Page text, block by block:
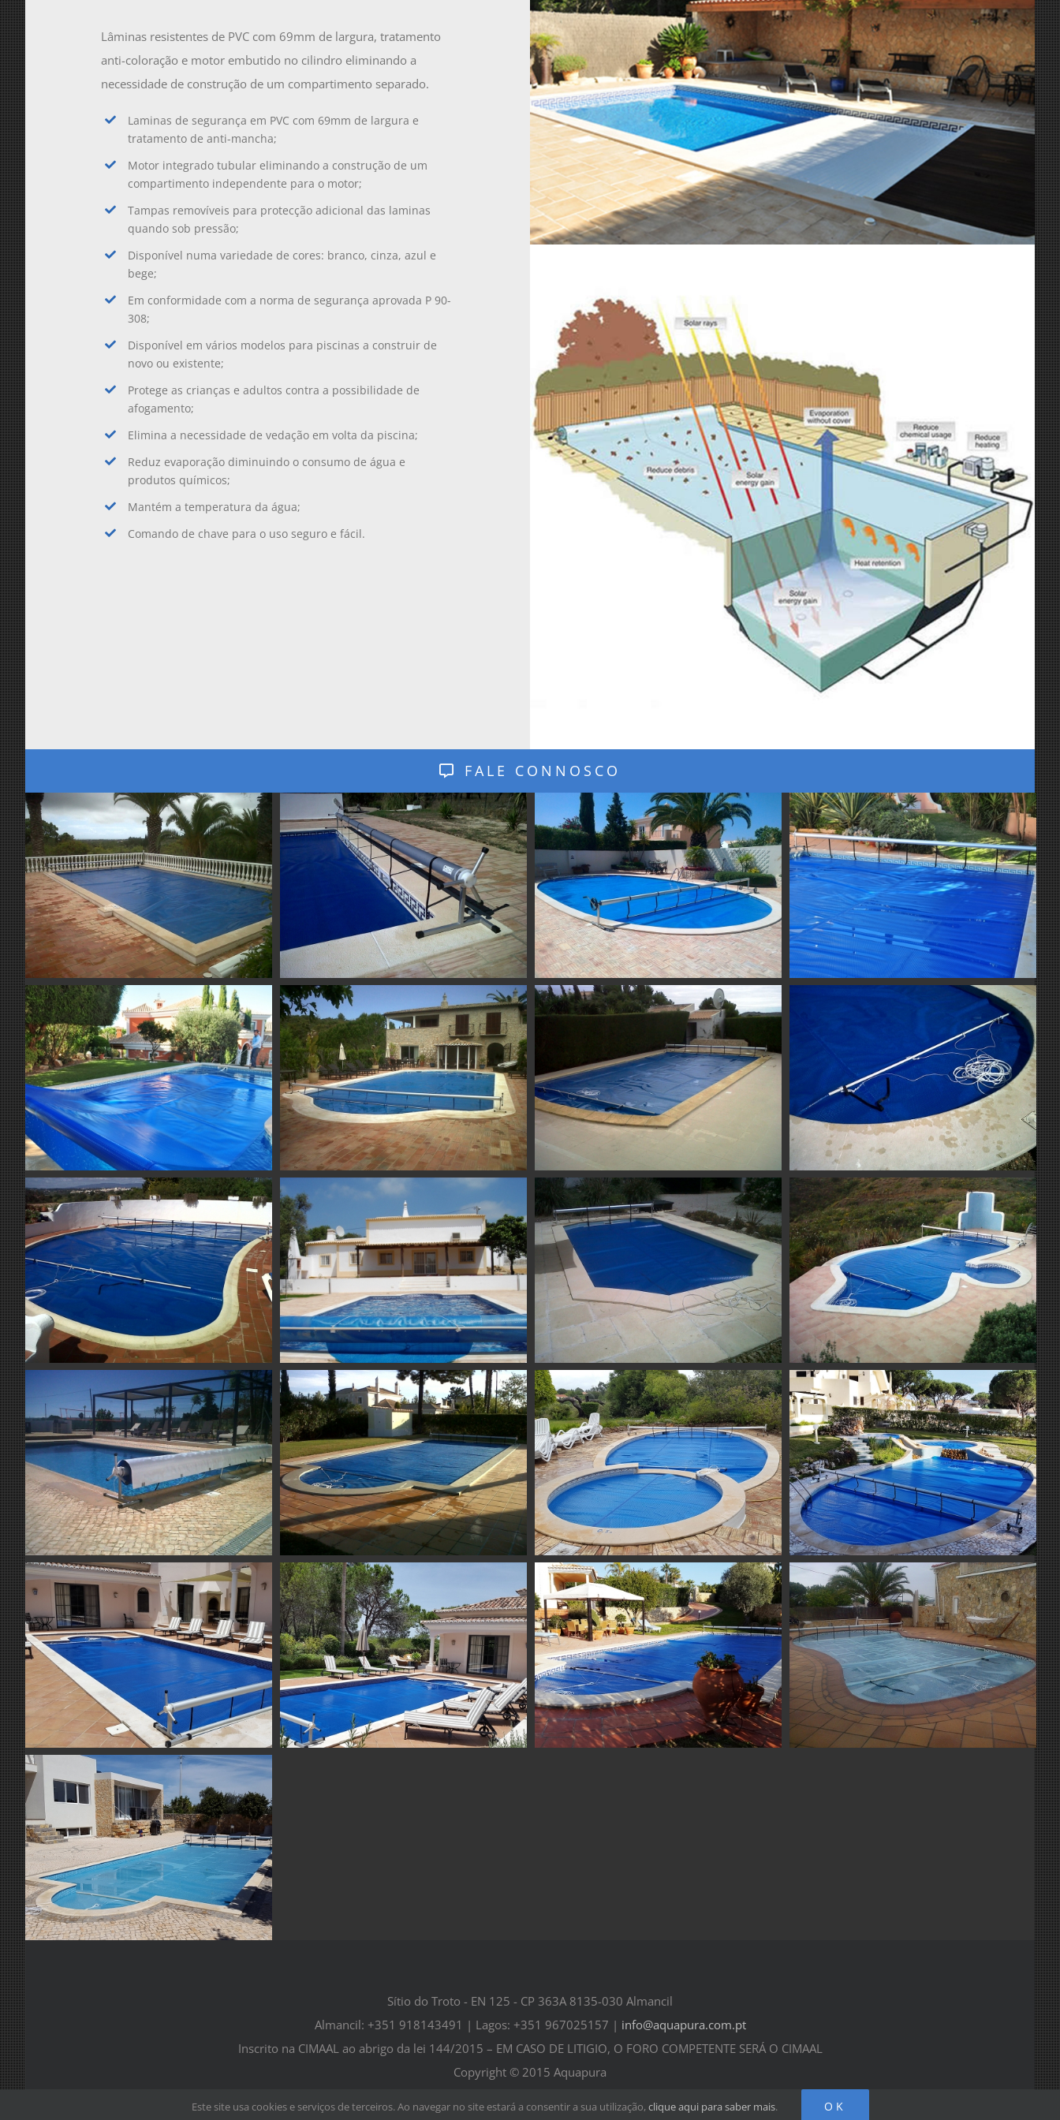
Lâminas resistentes de PVC com 69mm de largura, tratamento
anti-coloração e motor embutido no cilindro eliminando a
necessidade de construção de um compartimento separado.
Laminas de segurança em PVC com 69mm de largura e
tratamento de anti-mancha;
Motor integrado tubular eliminando a construção de um
compartimento independente para o motor;
Tampas removíveis para protecção adicional das laminas
quando sob pressão;
Disponível numa variedade de cores: branco, cinza, azul e
bege;
Em conformidade com a norma de segurança aprovada P 90-
308;
Disponível em vários modelos para piscinas a construir de
novo ou existente;
Protege as crianças e adultos contra a possibilidade de
afogamento;
Elimina a necessidade de vedação em volta da piscina;
Reduz evaporação diminuindo o consumo de água e
produtos químicos;
Mantém a temperatura da água;
Comando de chave para o uso seguro e fácil.
FALE CONNOSCO
Sítio do Troto - EN 125 - CP 363A 8135-030 Almancil
Almancil: +351 918143491 | Lagos: +351 967025157 | info@aquapura.com.pt
Inscrito na CIMAAL ao abrigo da lei 144/2015 – EM CASO DE LITIGIO, O FORO COMPETENTE SERÁ O CIMAAL
Copyright © 2015 Aquapura
Este site usa cookies e serviços de terceiros. Ao navegar no site estará a consentir a sua utilização, clique aqui para saber mais. OK